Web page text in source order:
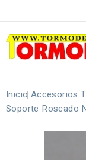
Inicio Accesorios
Soporte Roscado